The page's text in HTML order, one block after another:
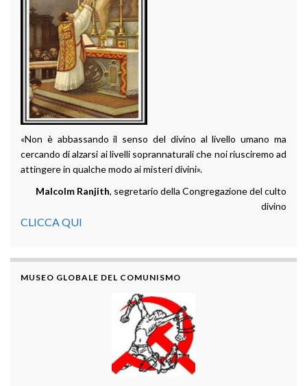
«Non è abbassando il senso del divino al livello umano ma
cercando di alzarsi ai livelli soprannaturali che noi riusciremo ad
attingere in qualche modo ai misteri divini».
Malcolm Ranjith, segretario della Congregazione del culto
divino
CLICCA QUI
MUSEO GLOBALE DEL COMUNISMO